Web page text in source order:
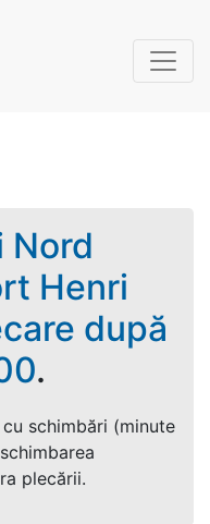
Nord
Henri
după
.
schimbări (minute
plecării.